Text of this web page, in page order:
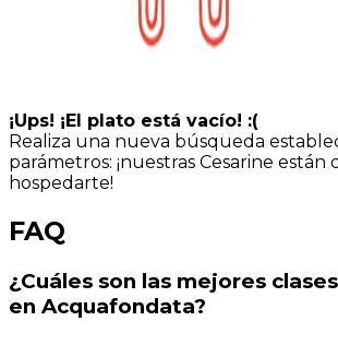
¡Ups! ¡El plato está vacío! :(
Realiza una nueva búsqueda
parámetros: ¡nuestras Cesarine están
hospedarte!
FAQ
¿Cuáles son las mejores
en Acquafondata?